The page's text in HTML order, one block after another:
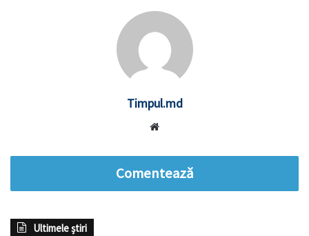
Timpul.md
Comentează
Ultimele știri